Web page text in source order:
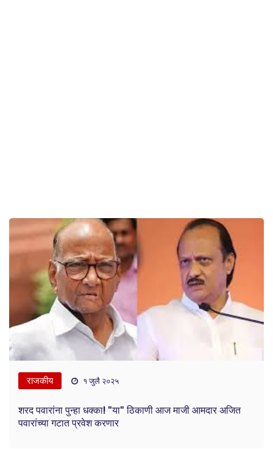
राजकीय १ जुलै २०२५
शरद पवारांना पुन्हा धक्का! "या" ठिकाणी आज माजी आमदार अजित
पवारांच्या गटात प्रवेश करणार